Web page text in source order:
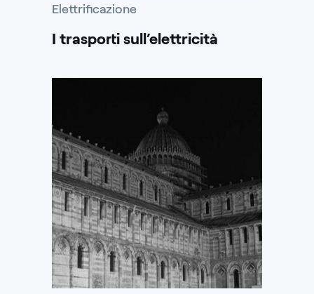
Elettrificazione
I trasporti sull’elettricità